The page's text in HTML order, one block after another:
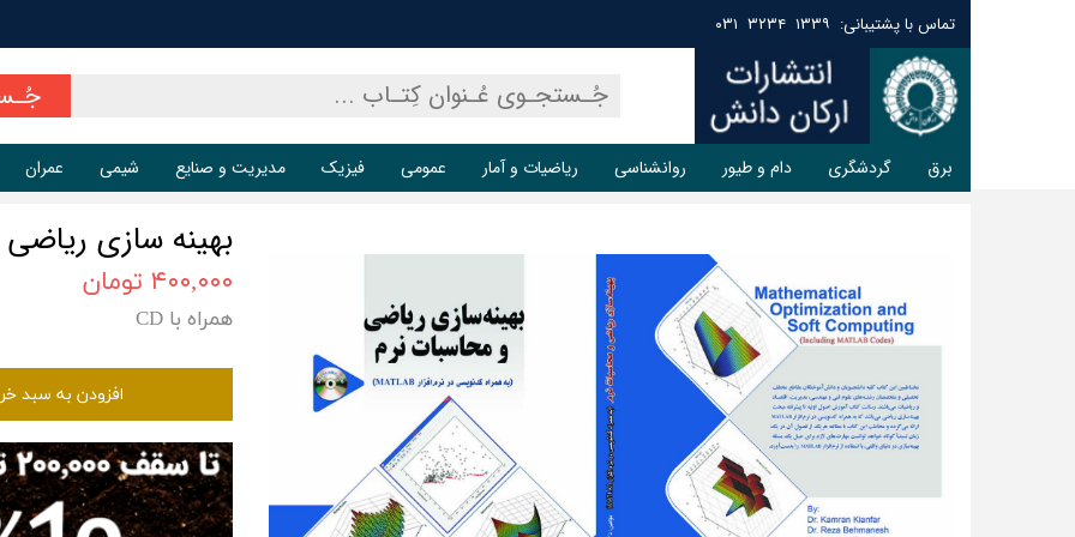
برق گردشگری دام و طیور روانشناسی ریاضیات و آمار عمومی فیزیک مدیریت و صنایع شیمی عمران
تماس با پشتیبانی: ۱۳۳۹ ۳۲۳۴ ۰۳۱
بهینه سازی
۴۰۰,۰۰۰ تومان
همراه با CD
افزودن به سبد